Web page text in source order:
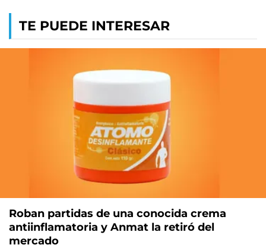
TE PUEDE INTERESAR
Roban partidas de una conocida crema
antiinflamatoria y Anmat la retiró del
mercado